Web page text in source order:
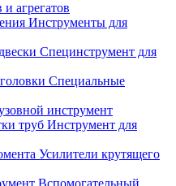
агрегатов
Инструменты для
Специнструмент для
Специальные
инструмент
Инструмент для
Усилители крутящего
Вспомогательный